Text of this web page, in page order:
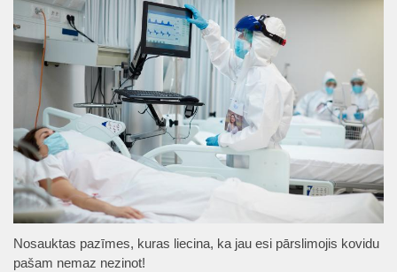
Nosauktas pazīmes, kuras liecina, ka jau esi pārslimojis kovidu
pašam nemaz nezinot!